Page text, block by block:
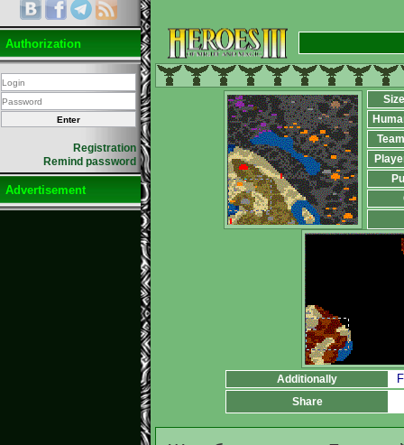
Authorization
Registration
Remind password
Advertisement
Size
Additionally
Share